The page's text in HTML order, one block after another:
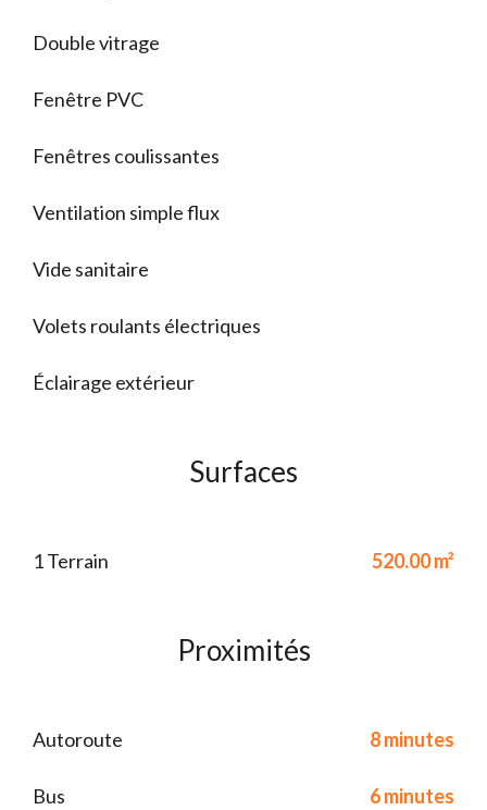
Double vitrage
Fenêtre PVC
Fenêtres coulissantes
Ventilation simple flux
Vide sanitaire
Volets roulants électriques
Éclairage extérieur
Surfaces
1 Terrain 520.00 m²
Proximités
Autoroute 8 minutes
Bus 6 minutes